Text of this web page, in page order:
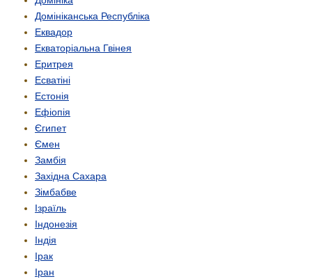
Домініканська Республіка
Еквадор
Екваторіальна Гвінея
Еритрея
Есватіні
Естонія
Ефіопія
Єгипет
Ємен
Замбія
Західна Сахара
Зімбабве
Ізраїль
Індонезія
Індія
Ірак
Іран